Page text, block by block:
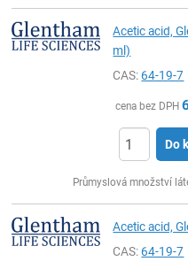
Acetic acid,
ml)
CAS:64-19-7
cena bez DPH
Do
Průmyslová množství
Acetic acid,
CAS:64-19-7